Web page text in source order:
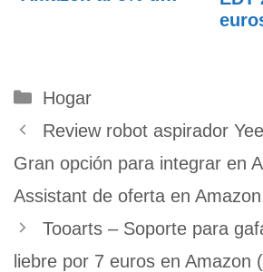
Categorías
Hogar
Review robot aspirador
Gran opción para integrar en
Assistant de oferta en
Tooarts – Soporte para
liebre por 7 euros en Amazon